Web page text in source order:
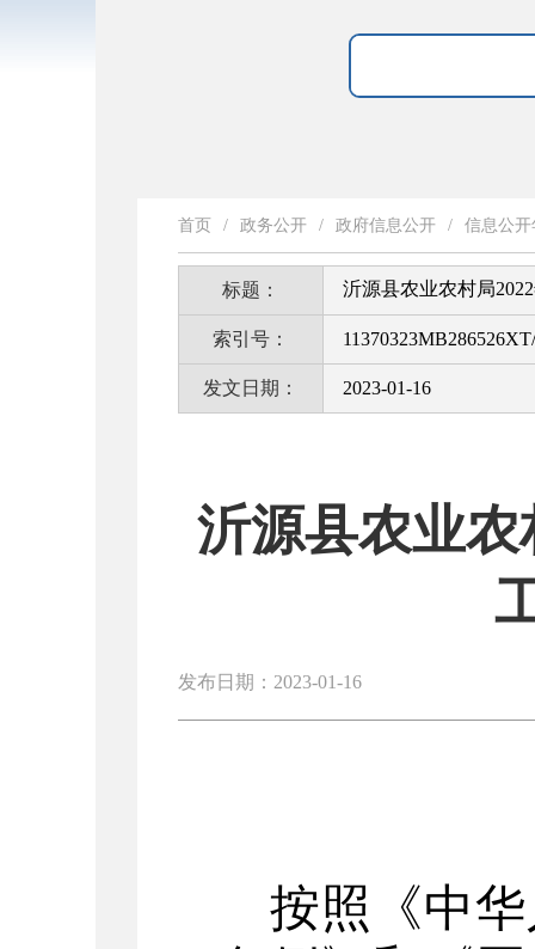
首页 / 政务公开 / 政府信息公开 / 信息公
标题： 沂源县农业农村局
索引号：
发文日期： 2023-01-16
沂源县农业
发布日期：2023-01-16
按照《中